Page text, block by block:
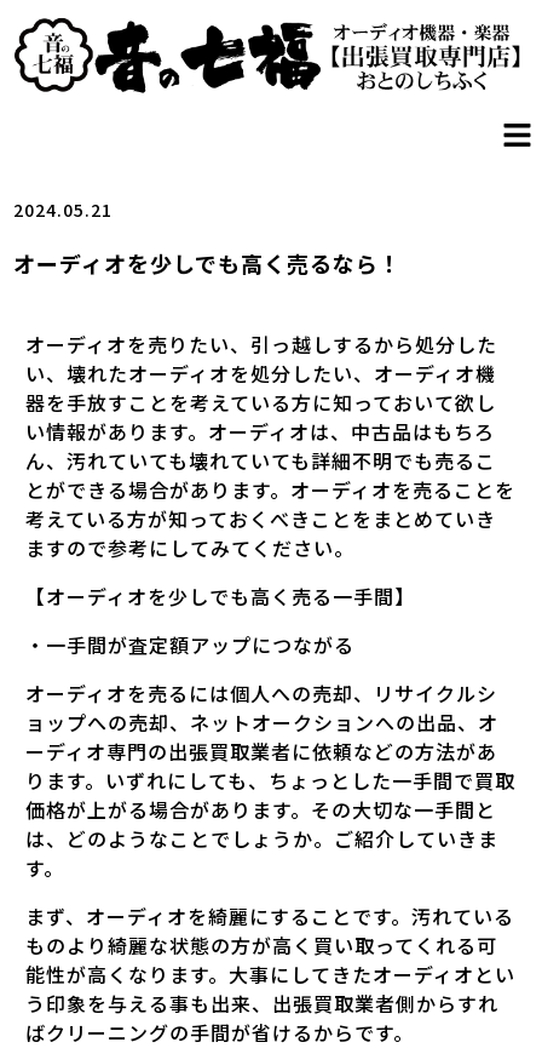
2024.05.21
オーディオを少しでも高く売るなら！
オーディオを売りたい、引っ越しするから処分した
い、壊れたオーディオを処分したい、オーディオ機
器を手放すことを考えている方に知っておいて欲し
い情報があります。オーディオは、中古品はもちろ
ん、汚れていても壊れていても詳細不明でも売るこ
とができる場合があります。オーディオを売ることを
考えている方が知っておくべきことをまとめていき
ますので参考にしてみてください。
【オーディオを少しでも高く売る一手間】
・一手間が査定額アップにつながる
オーディオを売るには個人への売却、リサイクルシ
ョップへの売却、ネットオークションへの出品、オ
ーディオ専門の出張買取業者に依頼などの方法があ
ります。いずれにしても、ちょっとした一手間で買取
価格が上がる場合があります。その大切な一手間と
は、どのようなことでしょうか。ご紹介していきま
す。
まず、オーディオを綺麗にすることです。汚れている
ものより綺麗な状態の方が高く買い取ってくれる可
能性が高くなります。大事にしてきたオーディオとい
う印象を与える事も出来、出張買取業者側からすれ
ばクリーニングの手間が省けるからです。